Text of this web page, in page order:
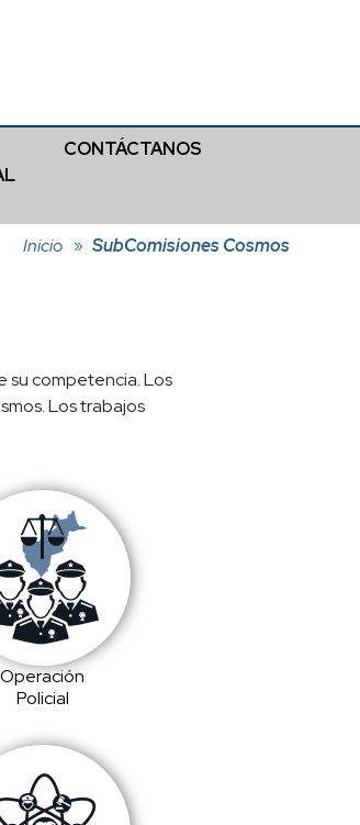
CONTÁCTANOS
Inicio SubComisiones Cosmos
su competencia. Los
Los trabajos
Operación
Policial